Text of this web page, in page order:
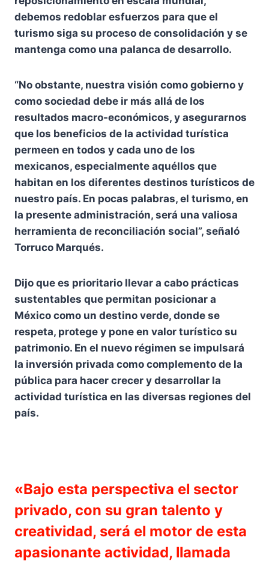
debemos redoblar esfuerzos para que el
turismo siga su proceso de consolidación y se
mantenga como una palanca de desarrollo.
“No obstante, nuestra visión como gobierno y
como sociedad debe ir más allá de los
resultados macro-económicos, y asegurarnos
que los beneficios de la actividad turística
permeen en todos y cada uno de los
mexicanos, especialmente aquéllos que
habitan en los diferentes destinos turísticos de
nuestro país. En pocas palabras, el turismo, en
la presente administración, será una valiosa
herramienta de reconciliación social”, señaló
Torruco Marqués.
Dijo que es prioritario llevar a cabo prácticas
sustentables que permitan posicionar a
México como un destino verde, donde se
respeta, protege y pone en valor turístico su
patrimonio. En el nuevo régimen se impulsará
la inversión privada como complemento de la
pública para hacer crecer y desarrollar la
actividad turística en las diversas regiones del
país.
«Bajo esta perspectiva el sector
privado, con su gran talento y
creatividad, será el motor de esta
apasionante actividad, llamada